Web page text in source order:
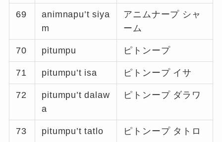
69
animnapu’t siya
m
アニムナープ シャ
ーム
70 pitumpu ピトンープ
71 pitumpu’t isa ピトンープ イサ
72
pitumpu’t dalaw
a
ピトンープ ダラワ
73 pitumpu’t tatlo ピトンープ タトロ